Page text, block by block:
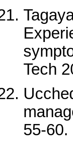
Tech
55-60.